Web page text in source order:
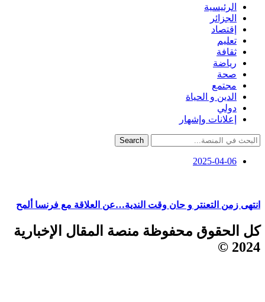
الرئيسية
الجزائر
إقتصاد
تعليم
ثقافة
رياضة
صحة
مجتمع
الدين و الحياة
دولي
إعلانات وإشهار
Search
2025-04-06
انتهى زمن التعنتر و حان وقت الندية…عن العلاقة مع فرنسا ألمح
كل الحقوق محفوظة منصة المقال الإخبارية
2024 ©